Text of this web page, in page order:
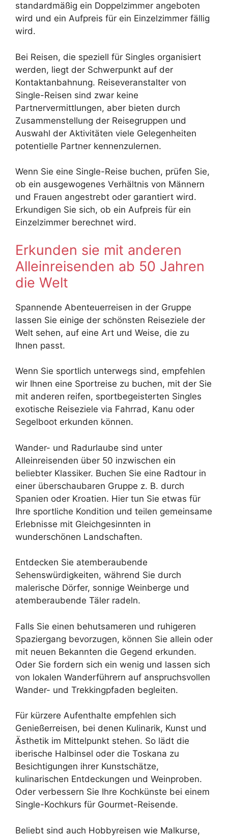
standardmäßig ein Doppelzimmer angeboten
wird und ein Aufpreis für ein Einzelzimmer fällig
wird.
Bei Reisen, die speziell für Singles organisiert
werden, liegt der Schwerpunkt auf der
Kontaktanbahnung. Reiseveranstalter von
Single-Reisen sind zwar keine
Partnervermittlungen, aber bieten durch
Zusammenstellung der Reisegruppen und
Auswahl der Aktivitäten viele Gelegenheiten
potentielle Partner kennenzulernen.
Wenn Sie eine Single-Reise buchen, prüfen Sie,
ob ein ausgewogenes Verhältnis von Männern
und Frauen angestrebt oder garantiert wird.
Erkundigen Sie sich, ob ein Aufpreis für ein
Einzelzimmer berechnet wird.
Erkunden sie mit anderen
Alleinreisenden ab 50 Jahren
die Welt
Spannende Abenteuerreisen in der Gruppe
lassen Sie einige der schönsten Reiseziele der
Welt sehen, auf eine Art und Weise, die zu
Ihnen passt.
Wenn Sie sportlich unterwegs sind, empfehlen
wir Ihnen eine Sportreise zu buchen, mit der Sie
mit anderen reifen, sportbegeisterten Singles
exotische Reiseziele via Fahrrad, Kanu oder
Segelboot erkunden können.
Wander- und Radurlaube sind unter
Alleinreisenden über 50 inzwischen ein
beliebter Klassiker. Buchen Sie eine Radtour in
einer überschaubaren Gruppe z. B. durch
Spanien oder Kroatien. Hier tun Sie etwas für
Ihre sportliche Kondition und teilen gemeinsame
Erlebnisse mit Gleichgesinnten in
wunderschönen Landschaften.
Entdecken Sie atemberaubende
Sehenswürdigkeiten, während Sie durch
malerische Dörfer, sonnige Weinberge und
atemberaubende Täler radeln.
Falls Sie einen behutsameren und ruhigeren
Spaziergang bevorzugen, können Sie allein oder
mit neuen Bekannten die Gegend erkunden.
Oder Sie fordern sich ein wenig und lassen sich
von lokalen Wanderführern auf anspruchsvollen
Wander- und Trekkingpfaden begleiten.
Für kürzere Aufenthalte empfehlen sich
Genießerreisen, bei denen Kulinarik, Kunst und
Ästhetik im Mittelpunkt stehen. So lädt die
iberische Halbinsel oder die Toskana zu
Besichtigungen ihrer Kunstschätze,
kulinarischen Entdeckungen und Weinproben.
Oder verbessern Sie Ihre Kochkünste bei einem
Single-Kochkurs für Gourmet-Reisende.
Beliebt sind auch Hobbyreisen wie Malkurse,